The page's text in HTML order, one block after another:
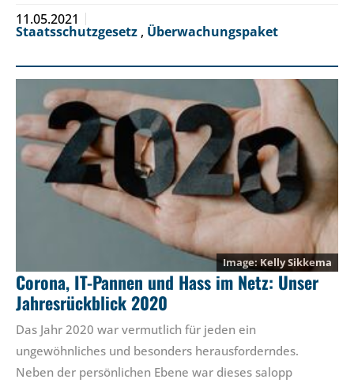
11.05.2021
Staatsschutzgesetz , Überwachungspaket
Kelly Sikkema
Corona, IT-Pannen und Hass im Netz: Unser
Jahresrückblick 2020
Das Jahr 2020 war vermutlich für jeden ein
ungewöhnliches und besonders herausforderndes.
Neben der persönlichen Ebene war dieses salopp